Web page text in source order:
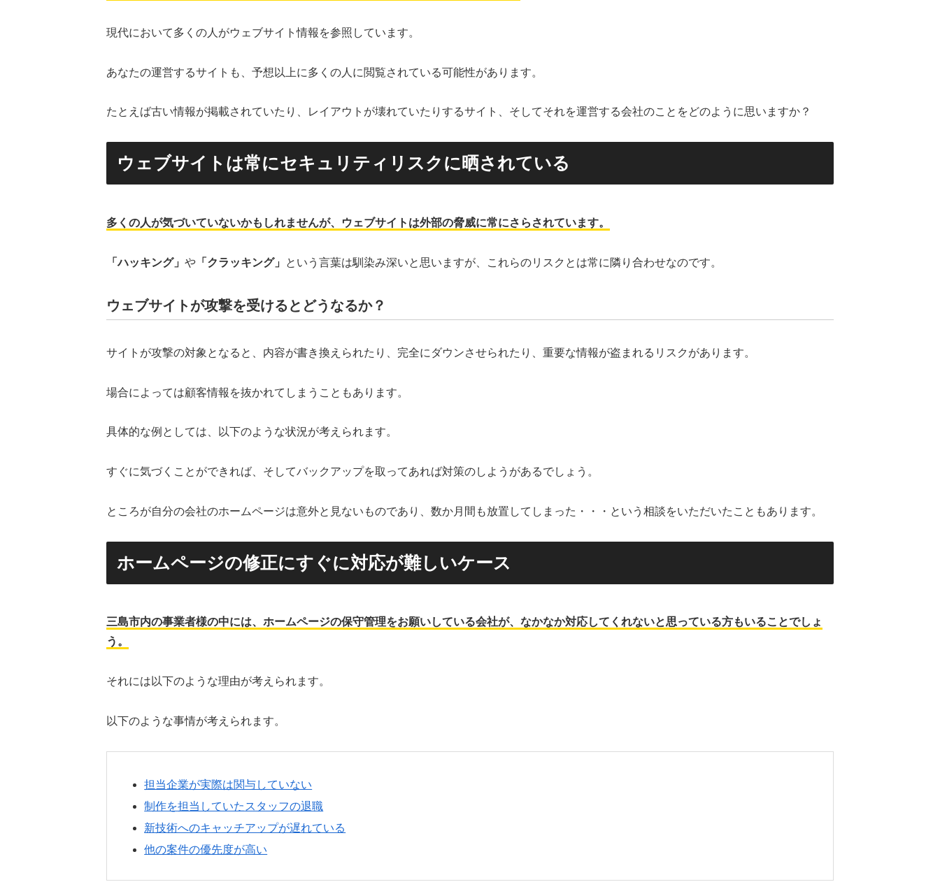
現代において多くの人がウェブサイト情報を参照しています。
あなたの運営するサイトも、予想以上に多くの人に閲覧されている可能性があります。
たとえば古い情報が掲載されていたり、レイアウトが壊れていたりするサイト、そしてそれを運営する会社のことをどのように思いますか？
ウェブサイトは常にセキュリティリスクに晒されている
多くの人が気づいていないかもしれませんが、ウェブサイトは外部の脅威に常にさらされています。
「ハッキング」 や 「クラッキング」 という言葉は馴染み深いと思いますが、これらのリスクとは常に隣り合わせなのです。
ウェブサイトが攻撃を受けるとどうなるか？
サイトが攻撃の対象となると、内容が書き換えられたり、完全にダウンさせられたり、重要な情報が盗まれるリスクがあります。
場合によっては顧客情報を抜かれてしまうこともあります。
具体的な例としては、以下のような状況が考えられます。
すぐに気づくことができれば、そしてバックアップを取ってあれば対策のしようがあるでしょう。
ところが自分の会社のホームページは意外と見ないものであり、数か月間も放置してしまった・・・という相談をいただいたこともあります。
ホームページの修正にすぐに対応が難しいケース
三島市内の事業者様の中には、ホームページの保守管理をお願いしている会社が、なかなか対応してくれないと思っている方もいることでしょ
う。
それには以下のような理由が考えられます。
以下のような事情が考えられます。
担当企業が実際は関与していない
制作を担当していたスタッフの退職
新技術へのキャッチアップが遅れている
他の案件の優先度が高い